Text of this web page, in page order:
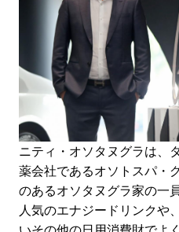
ニティ・オソタヌグラは、
薬会社であるオソトスパ・
のあるオソタヌグラ家の一
人気のエナジードリンクや